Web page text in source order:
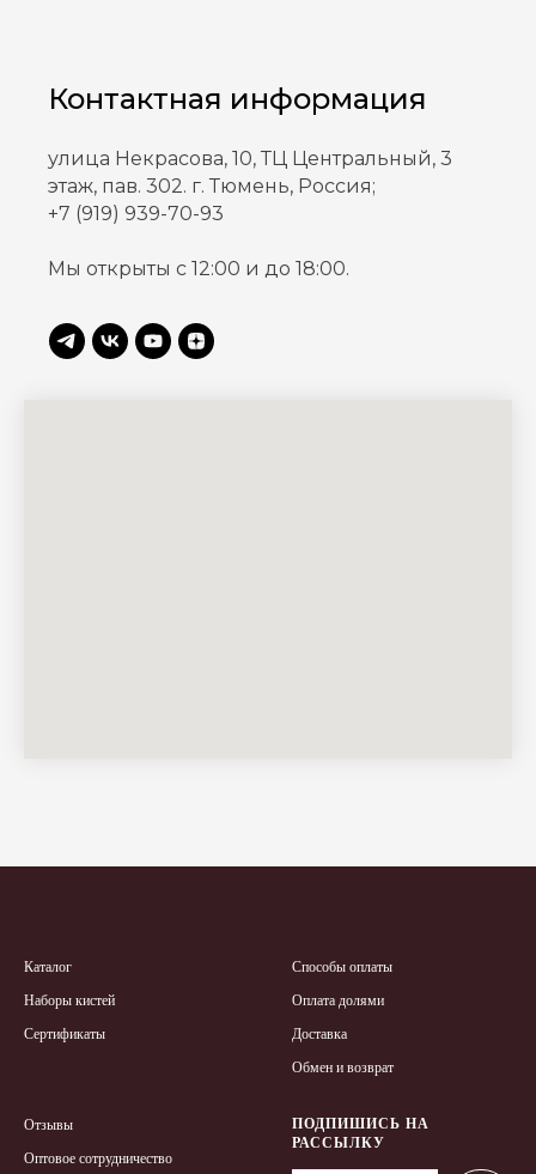
Контактная информация
улица Некрасова, 10, ТЦ Центральный, 3
этаж, пав. 302. г. Тюмень, Россия;
+7 (919) 939-70-93
Мы открыты с 12:00 и до 18:00.
Каталог
Наборы кистей
Сертификаты
Способы оплаты
Оплата долями
Доставка
Обмен и возврат
Отзывы
Оптовое сотрудничество
ПОДПИШИСЬ НА
РАССЫЛКУ